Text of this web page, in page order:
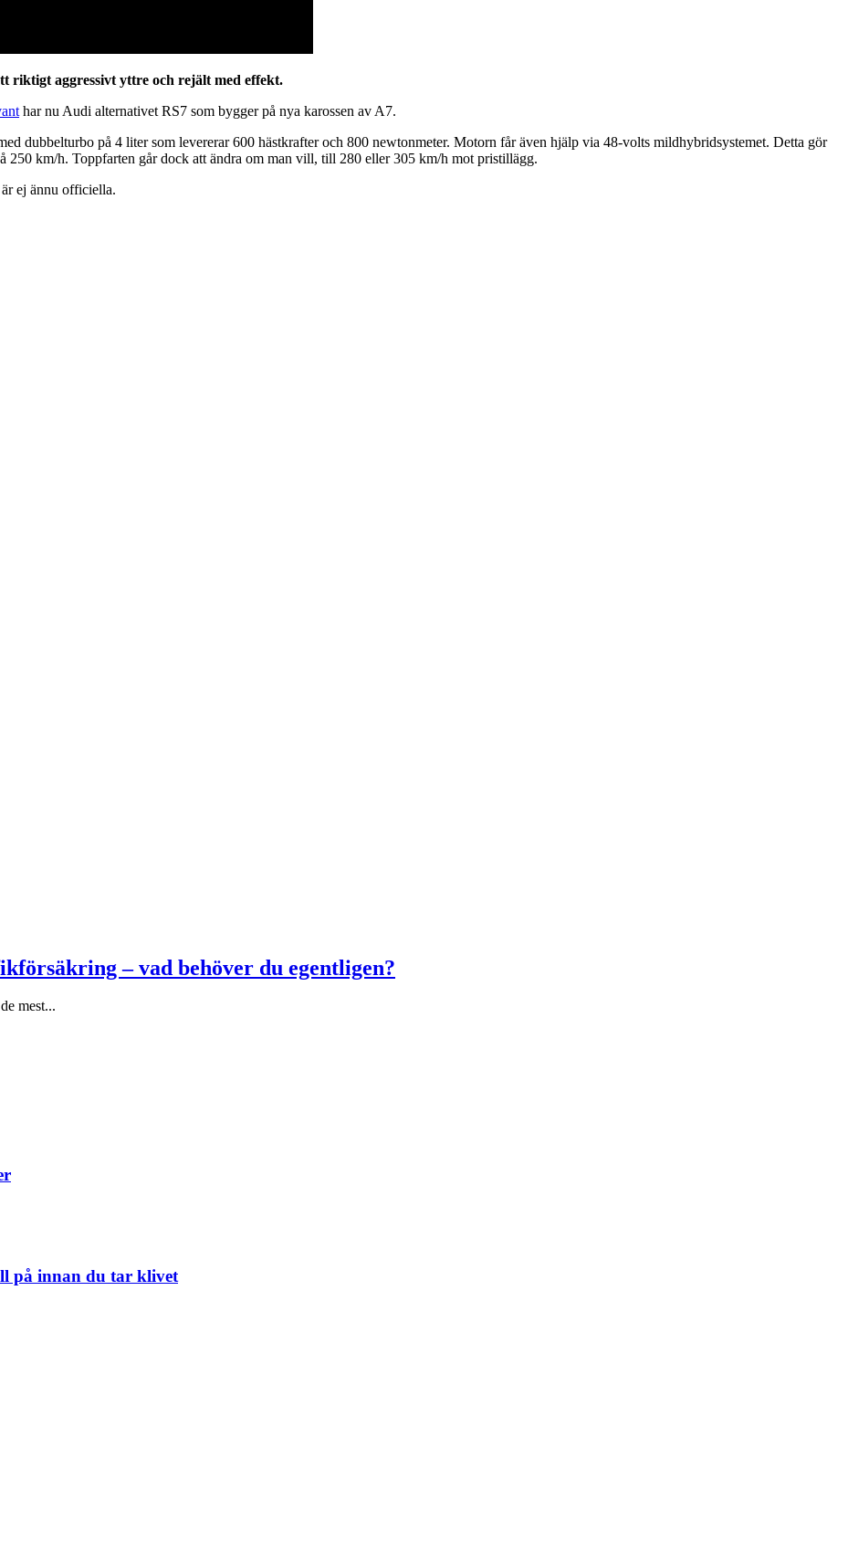
riktigt aggressivt yttre och rejält med effekt.
har nu Audi alternativet RS7 som bygger på nya karossen av A7.
dubbelturbo på 4 liter som levererar 600 hästkrafter och 800 newtonmeter. Motorn får även hjälp via 48-volts mildhybridsystemet. Detta gör
250 km/h. Toppfarten går dock att ändra om man vill, till 280 eller 305 km/h mot pristillägg.
ej ännu officiella.
– vad behöver du egentligen?
mest...
på innan du tar klivet